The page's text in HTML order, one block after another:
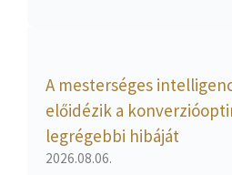
A mesterséges
előidézik a
legrégebbi hibáját
2026.08.06.